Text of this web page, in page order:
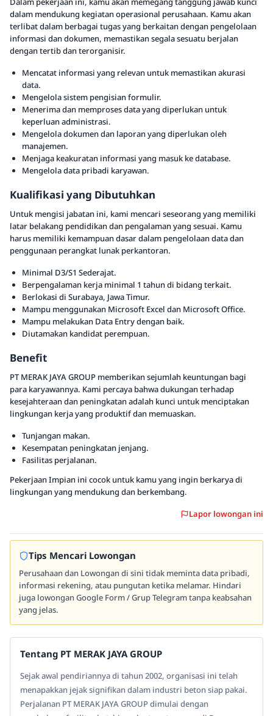
dalam mendukung kegiatan operasional perusahaan. Kamu akan
terlibat dalam berbagai tugas yang berkaitan dengan pengelolaan
informasi dan dokumen, memastikan segala sesuatu berjalan
dengan tertib dan terorganisir.
Mencatat informasi yang relevan untuk memastikan akurasi
data.
Mengelola sistem pengisian formulir.
Menerima dan memproses data yang diperlukan untuk
keperluan administrasi.
Mengelola dokumen dan laporan yang diperlukan oleh
manajemen.
Menjaga keakuratan informasi yang masuk ke database.
Mengelola data pribadi karyawan.
Kualifikasi yang Dibutuhkan
Untuk mengisi jabatan ini, kami mencari seseorang yang memiliki
latar belakang pendidikan dan pengalaman yang sesuai. Kamu
harus memiliki kemampuan dasar dalam pengelolaan data dan
penggunaan perangkat lunak perkantoran.
Minimal D3/S1 Sederajat.
Berpengalaman kerja minimal 1 tahun di bidang terkait.
Berlokasi di Surabaya, Jawa Timur.
Mampu menggunakan Microsoft Excel dan Microsoft Office.
Mampu melakukan Data Entry dengan baik.
Diutamakan kandidat perempuan.
Benefit
PT MERAK JAYA GROUP memberikan sejumlah keuntungan bagi
para karyawannya. Kami percaya bahwa dukungan terhadap
kesejahteraan dan peningkatan adalah kunci untuk menciptakan
lingkungan kerja yang produktif dan memuaskan.
Tunjangan makan.
Kesempatan peningkatan jenjang.
Fasilitas perjalanan.
Pekerjaan Impian ini cocok untuk kamu yang ingin berkarya di
lingkungan yang mendukung dan berkembang.
Lapor lowongan ini
Tips Mencari Lowongan
Perusahaan dan Lowongan di sini tidak meminta data pribadi,
informasi rekening, atau pungutan ketika melamar. Hindari
juga lowongan Google Form / Grup Telegram tanpa keabsahan
yang jelas.
Tentang PT MERAK JAYA GROUP
Sejak awal pendiriannya di tahun 2002, organisasi ini telah
menapakkan jejak signifikan dalam industri beton siap pakai.
Perjalanan PT MERAK JAYA GROUP dimulai dengan